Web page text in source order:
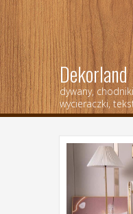
Dekorland
dywany,
wycieraczki,